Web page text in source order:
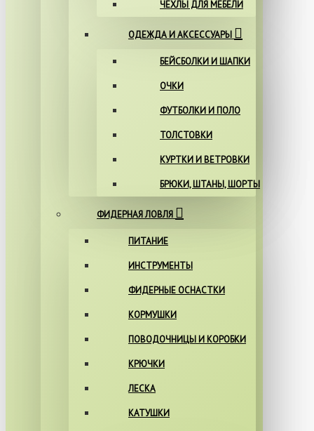
ЧЕХЛЫ ДЛЯ МЕБЕЛИ
ОДЕЖДА И АКСЕССУАРЫ
БЕЙСБОЛКИ И ШАПКИ
ОЧКИ
ФУТБОЛКИ И ПОЛО
ТОЛСТОВКИ
КУРТКИ И ВЕТРОВКИ
БРЮКИ, ШТАНЫ, ШОРТЫ
ФИДЕРНАЯ ЛОВЛЯ
ПИТАНИЕ
ИНСТРУМЕНТЫ
ФИДЕРНЫЕ ОСНАСТКИ
КОРМУШКИ
ПОВОДОЧНИЦЫ И КОРОБКИ
КРЮЧКИ
ЛЕСКА
КАТУШКИ